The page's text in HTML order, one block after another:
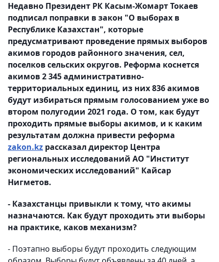
Недавно Президент РК Касым-Жомарт Токаев
подписал поправки в закон "О выборах в
Республике Казахстан", которые
предусматривают проведение прямых выборов
акимов городов районного значения, сел,
поселков сельских округов. Реформа коснется
акимов 2 345 административно-
территориальных единиц, из них 836 акимов
будут избираться прямым голосованием уже во
втором полугодии 2021 года. О том, как будут
проходить прямые выборы акимов, и к каким
результатам должна привести реформа
zakon.kz рассказал директор Центра
региональных исследований АО "Институт
экономических исследований" Кайсар
Нигметов.
- Казахстанцы привыкли к тому, что акимы
назначаются. Как будут проходить эти выборы
на практике, каков механизм?
- Поэтапно выборы будут проходить следующим